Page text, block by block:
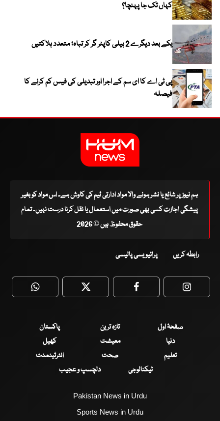
کہاں تک جا پہنچا؟
یکے بعد دیگرے 2 ہیلی کاپٹر گر کر تباہ؛ متعدد ہلاکتیں
پی ٹی اے کا ای سم کے اجرا اور تبدیلی کی فیس کم کرنے کا
فیصلہ
ہم نیوز پر شائع یا نشر ہونے والا مواد ادارتی ٹیم کی کاوش ہے۔ اس مواد کو بغیر
پیشگی اجازت کسی بھی صورت میں استعمال یا نقل کرنا درست نہیں۔ تمام
حقوق محفوظ ہیں © 2026
رابطہ کریں پرائیویسی پالیسی
WhatsApp Twitter Facebook
صفحۂ اول تازہ ترین
پاکستان
دنیا
معیشت
کھیل
تعلیم
صحت
انٹرٹینمنٹ
ٹیکنالوجی
دلچسپ و عجیب
Pakistan News in Urdu
Sports News in Urdu